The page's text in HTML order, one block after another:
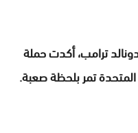
ترامب، أكدت حملة
المتحدة تمر بلحظة صعبة.